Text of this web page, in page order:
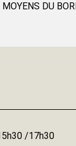
DU
/17h30